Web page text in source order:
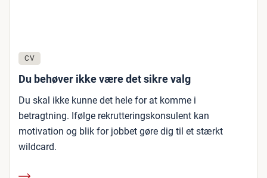
CV
Du behøver ikke være det sikre valg
Du skal ikke kunne det hele for at komme i
betragtning. Ifølge rekrutteringskonsulent kan
motivation og blik for jobbet gøre dig til et stærkt
wildcard.